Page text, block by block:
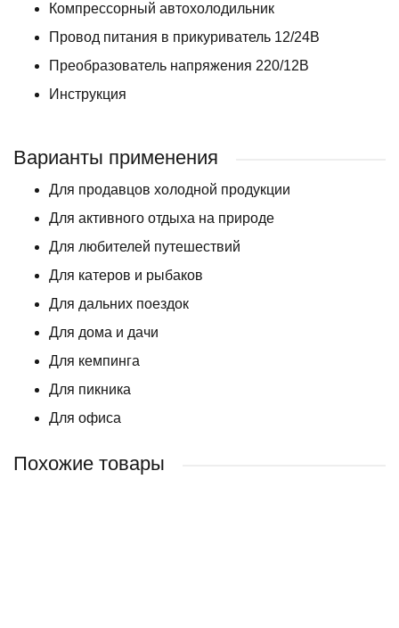
Компрессорный автохолодильник
Провод питания в прикуриватель 12/24В
Преобразователь напряжения 220/12В
Инструкция
Варианты применения
Для продавцов холодной продукции
Для активного отдыха на природе
Для любителей путешествий
Для катеров и рыбаков
Для дальних поездок
Для дома и дачи
Для кемпинга
Для пикника
Для офиса
Похожие товары